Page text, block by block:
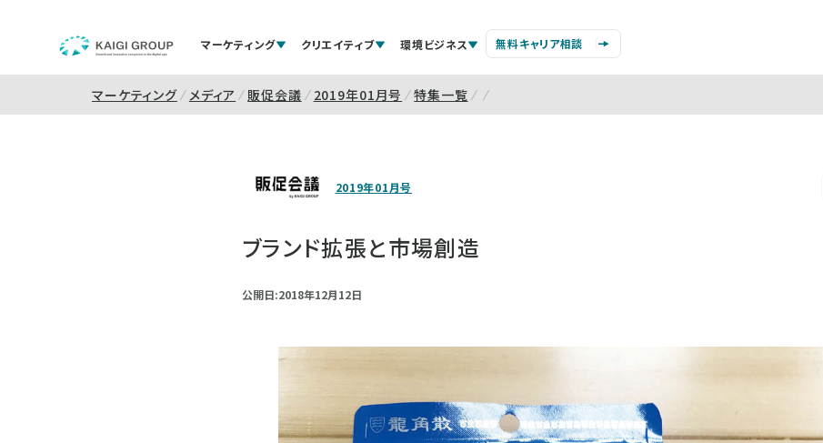
マーケティング クリエイティブ 環境ビジネス 無料キャリア相談
マーケティング メディア 販促会議 2019年01月号 特集一覧
2019年01月号
ブランド拡張と市場創造
公開日:2018年12月12日